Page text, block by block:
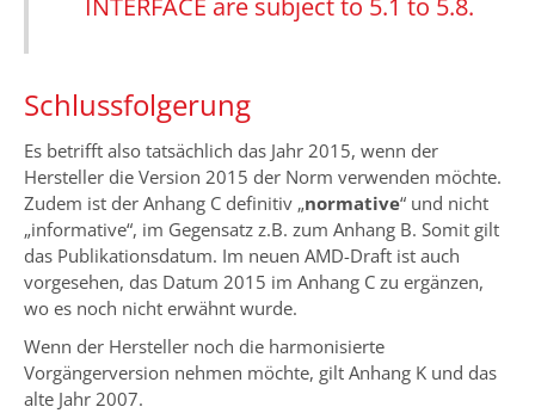
INTERFACE are subject to 5.1 to 5.8.
Schlussfolgerung
Es betrifft also tatsächlich das Jahr 2015, wenn der
Hersteller die Version 2015 der Norm verwenden möchte.
Zudem ist der Anhang C definitiv „normative“ und nicht
„informative“, im Gegensatz z.B. zum Anhang B. Somit gilt
das Publikationsdatum. Im neuen AMD-Draft ist auch
vorgesehen, das Datum 2015 im Anhang C zu ergänzen,
wo es noch nicht erwähnt wurde.
Wenn der Hersteller noch die harmonisierte
Vorgängerversion nehmen möchte, gilt Anhang K und das
alte Jahr 2007.